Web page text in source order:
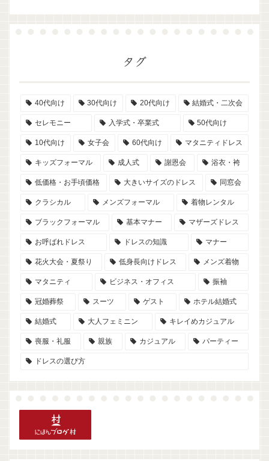
タグ
40代向け 30代向け 20代向け 結婚式・二次会
セレモニー 入学式・卒業式 50代向け
10代向け 女子会 60代向け マタニティドレス
キッズフォーマル 成人式 謝恩会 浴衣・袴
低価格・お手頃価格 大きいサイズのドレス 同窓会
クラシカル メンズフォーマル 着物レンタル
ブラックフォーマル 基本マナー マザーズドレス
お呼ばれドレス ドレスの知識 マナー
花火大会・夏祭り 低身長向けドレス メンズ着物
マタニティ ビジネス・オフィス 振袖
冠婚葬祭 スーツ ゲスト ホテル結婚式
結婚式 大人フェミニン キレイめカジュアル
喪服・礼服 親族 カジュアル パーティー
ドレスの選び方